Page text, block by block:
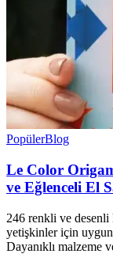
PopülerBlog
Le Color
ve Eğlenceli El
246 renkli ve desenli
yetişkinler için uygun
Dayanıklı malzeme